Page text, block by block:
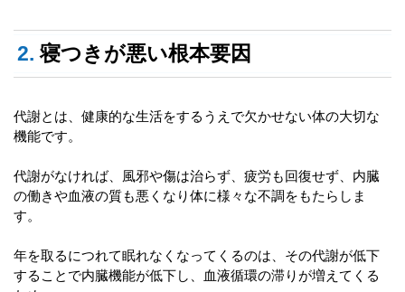
2. 寝つきが悪い根本要因
代謝とは、健康的な生活をするうえで欠かせない体の大切な
機能です。
代謝がなければ、風邪や傷は治らず、疲労も回復せず、内臓
の働きや血液の質も悪くなり体に様々な不調をもたらしま
す。
年を取るにつれて眠れなくなってくるのは、その代謝が低下
することで内臓機能が低下し、血液循環の滞りが増えてくる